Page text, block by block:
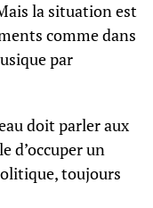
la situation est
comme dans
par
doit parler aux
d’occuper un
toujours